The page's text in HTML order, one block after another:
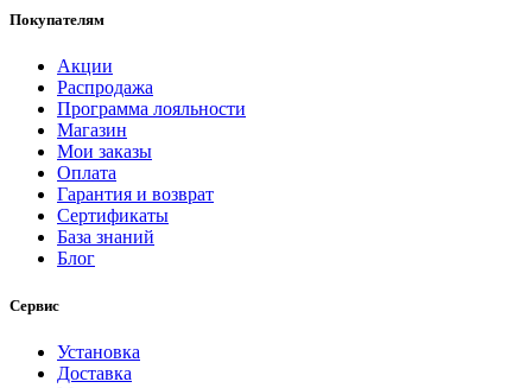
Покупателям
Акции
Распродажа
Программа лояльности
Магазин
Мои заказы
Оплата
Гарантия и возврат
Сертификаты
База знаний
Блог
Сервис
Установка
Доставка